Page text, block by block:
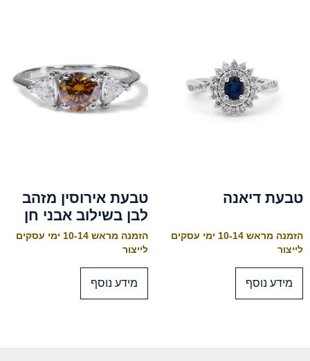
טבעת דיאנה
הזמנה מראש 10-14 ימי עסקים
לייצור
מידע נוסף
טבעת אירוסין מזהב
לבן בשילוב אבני חן
הזמנה מראש 10-14 ימי עסקים
לייצור
מידע נוסף